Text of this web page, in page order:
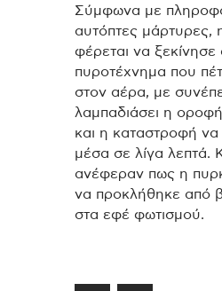
Σύμφωνα με
αυτόπτες μάρτυρες,
φέρεται να ξεκίνησε
πυροτέχνημα που
στον αέρα, με
λαμπαδιάσει η οροφή
και η καταστροφή
μέσα σε λίγα λεπτά.
ανέφεραν πως η
να προκλήθηκε από
στα εφέ φωτισμού.